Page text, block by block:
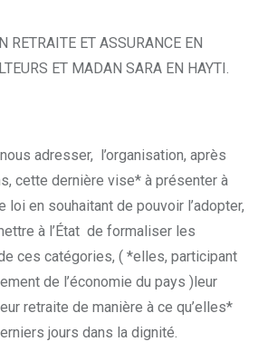
RETRAITE ET ASSURANCE EN
ET MADAN SARA EN HAYTI.
adresser, l’organisation, après
cette dernière vise* à présenter à
loi en souhaitant de pouvoir l’adopter,
à l’État de formaliser les
ces catégories, ( *elles, participant
de l’économie du pays )leur
retraite de manière à ce qu’elles*
jours dans la dignité.